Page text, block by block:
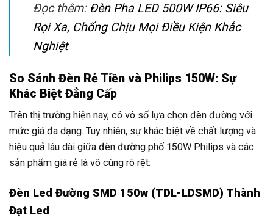
Đọc thêm: Đèn Pha LED 500W IP66: Siêu
Rọi Xa, Chống Chịu Mọi Điều Kiện Khắc
Nghiệt
So Sánh Đèn Rẻ Tiền và Philips 150W: Sự
Khác Biệt Đẳng Cấp
Trên thị trường hiện nay, có vô số lựa chọn đèn đường với
mức giá đa dạng. Tuy nhiên, sự khác biệt về chất lượng và
hiệu quả lâu dài giữa đèn đường phố 150W Philips và các
sản phẩm giá rẻ là vô cùng rõ rệt:
Đèn Led Đường SMD 150w (TDL-LDSMD) Thành
Đạt Led